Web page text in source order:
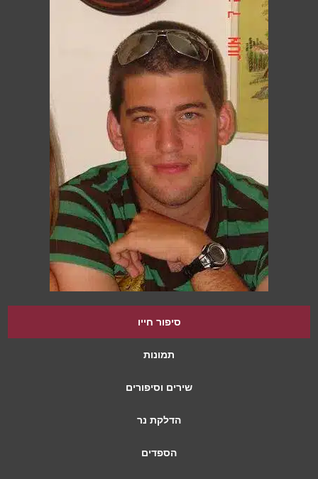
סיפור חייו
תמונות
שירים וסיפורים
הדלקת נר
הספדים